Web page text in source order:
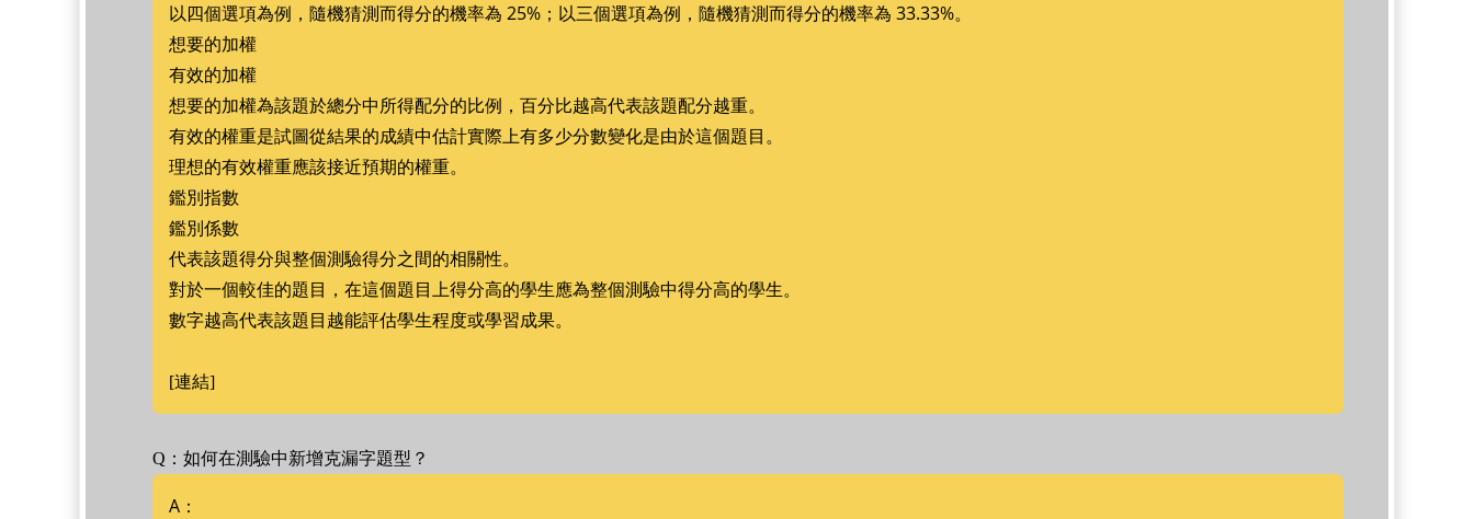
以四個選項為例，隨機猜測而得分的機率為 25%；以三個選項為例，隨機猜測而得分的機率為 33.33%。
想要的加權
有效的加權
想要的加權為該題於總分中所得配分的比例，百分比越高代表該題配分越重。
有效的權重是試圖從結果的成績中估計實際上有多少分數變化是由於這個題目。
理想的有效權重應該接近預期的權重。
鑑別指數
鑑別係數
代表該題得分與整個測驗得分之間的相關性。
對於一個較佳的題目，在這個題目上得分高的學生應為整個測驗中得分高的學生。
數字越高代表該題目越能評估學生程度或學習成果。
[連結]
Q：如何在測驗中新增克漏字題型？
A：